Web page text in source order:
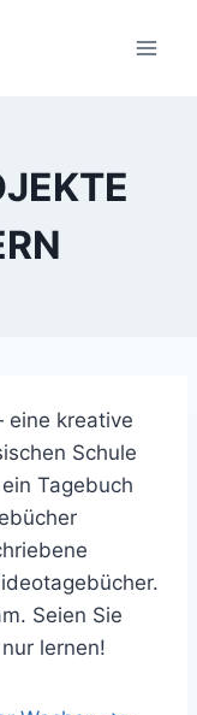
eine kreative
Schule
Tagebuch
Seien Sie
lernen!